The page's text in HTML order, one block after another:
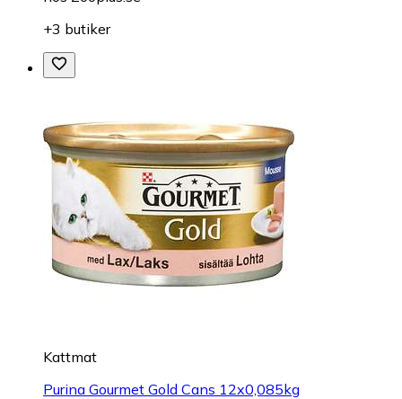
+3 butiker
Kattmat
Purina Gourmet Gold Cans 12x0,085kg